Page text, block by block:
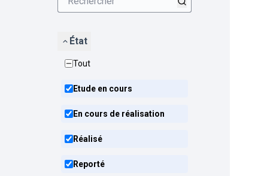
État
Tout
Etude en cours
En cours de réalisation
Réalisé
Reporté